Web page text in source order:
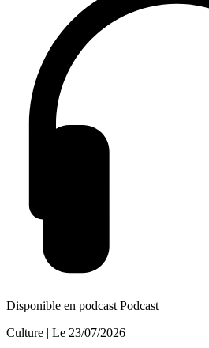
Disponible en podcast Podcast
Culture | Le 23/07/2026